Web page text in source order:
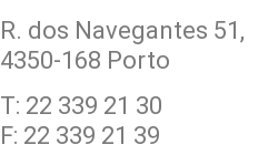
R. dos Navegantes 51,
4350-168 Porto
T: 22 339 21 30
F: 22 339 21 39